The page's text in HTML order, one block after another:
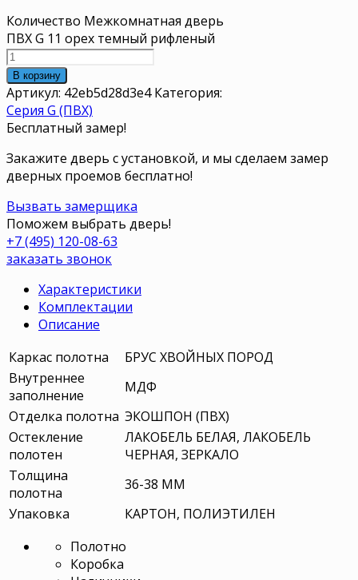
Количество Межкомнатная дверь
ПВХ G 11 орех темный рифленый
В корзину
Артикул: 42eb5d28d3e4 Категория:
Серия G (ПВХ)
Бесплатный замер!
Закажите дверь с установкой, и мы сделаем замер
дверных проемов бесплатно!
Вызвать замерщика
Поможем выбрать дверь!
+7 (495) 120-08-63
заказать звонок
Характеристики
Комплектации
Описание
Каркас полотна
БРУС ХВОЙНЫХ ПОРОД
Внутреннее
заполнение
МДФ
Отделка полотна ЭКОШПОН (ПВХ)
Остекление
полотен
ЛАКОБЕЛЬ БЕЛАЯ, ЛАКОБЕЛЬ
ЧЕРНАЯ, ЗЕРКАЛО
Толщина
полотна
36-38 ММ
Упаковка
КАРТОН, ПОЛИЭТИЛЕН
Полотно
Коробка